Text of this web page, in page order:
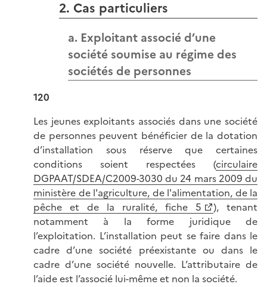
2. Cas particuliers
a. Exploitant associé d’une
société soumise au régime des
sociétés de personnes
120
Les jeunes exploitants associés dans une société
de personnes peuvent bénéficier de la dotation
d’installation sous réserve que certaines
conditions soient respectées (circulaire
DGPAAT/SDEA/C2009-3030 du 24 mars 2009 du
ministère de l'agriculture, de l'alimentation, de la
pêche et de la ruralité, fiche 5
), tenant
notamment à la forme juridique de
l’exploitation. L’installation peut se faire dans le
cadre d’une société préexistante ou dans le
cadre d’une société nouvelle. L’attributaire de
l’aide est l’associé lui-même et non la société.